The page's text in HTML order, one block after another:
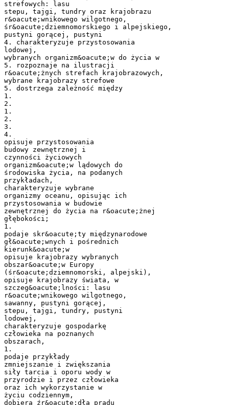
strefowych: lasu
stepu, tajgi, tundry oraz krajobrazu
r&oacute;wnikowego wilgotnego,
śr&oacute;dziemnomorskiego i alpejskiego,
pustyni gorącej, pustyni
4. charakteryzuje przystosowania
lodowej,
wybranych organizm&oacute;w do życia w
5. rozpoznaje na ilustracji
r&oacute;żnych strefach krajobrazowych,
wybrane krajobrazy strefowe
5. dostrzega zależność między
1.
2.
1.
2.
3.
4.
opisuje przystosowania
budowy zewnętrznej i
czynności życiowych
organizm&oacute;w lądowych do
środowiska życia, na podanych
przykładach,
charakteryzuje wybrane
organizmy oceanu, opisując ich
przystosowania w budowie
zewnętrznej do życia na r&oacute;żnej
głębokości;
1.
podaje skr&oacute;ty międzynarodowe
gł&oacute;wnych i pośrednich
kierunk&oacute;w
opisuje krajobrazy wybranych
obszar&oacute;w Europy
(śr&oacute;dziemnomorski, alpejski),
opisuje krajobrazy świata, w
szczeg&oacute;lności: lasu
r&oacute;wnikowego wilgotnego,
sawanny, pustyni gorącej,
stepu, tajgi, tundry, pustyni
lodowej,
charakteryzuje gospodarkę
człowieka na poznanych
obszarach,
1.
podaje przykłady
zmniejszanie i zwiększania
siły tarcia i oporu wody w
przyrodzie i przez człowieka
oraz ich wykorzystanie w
życiu codziennym,
dobiera źr&oacute;dła prądu